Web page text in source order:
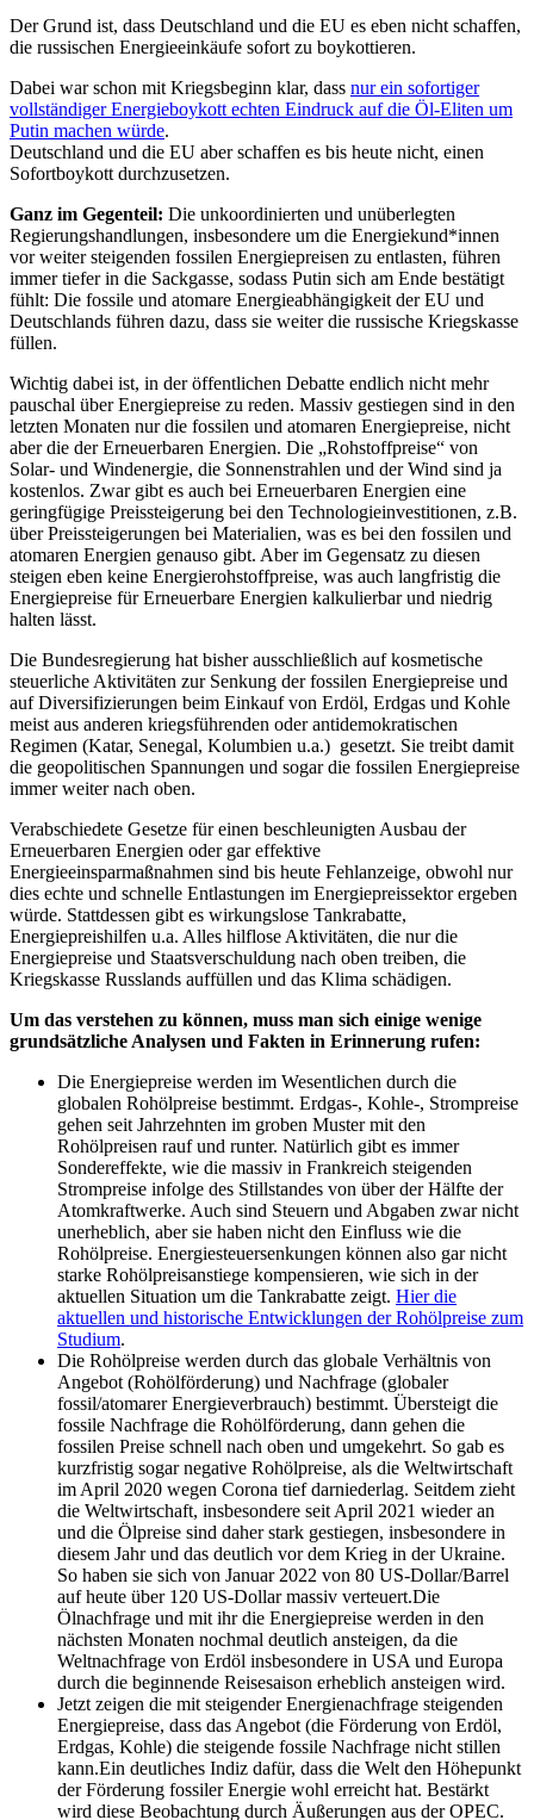
Der Grund ist, dass Deutschland und die EU es eben nicht schaffen,
die russischen Energieeinkäufe sofort zu boykottieren.
Dabei war schon mit Kriegsbeginn klar, dass nur ein sofortiger
vollständiger Energieboykott echten Eindruck auf die Öl-Eliten um
Putin machen würde.
Deutschland und die EU aber schaffen es bis heute nicht, einen
Sofortboykott durchzusetzen.
Ganz im Gegenteil: Die unkoordinierten und unüberlegten
Regierungshandlungen, insbesondere um die Energiekund*innen
vor weiter steigenden fossilen Energiepreisen zu entlasten, führen
immer tiefer in die Sackgasse, sodass Putin sich am Ende bestätigt
fühlt: Die fossile und atomare Energieabhängigkeit der EU und
Deutschlands führen dazu, dass sie weiter die russische Kriegskasse
füllen.
Wichtig dabei ist, in der öffentlichen Debatte endlich nicht mehr
pauschal über Energiepreise zu reden. Massiv gestiegen sind in den
letzten Monaten nur die fossilen und atomaren Energiepreise, nicht
aber die der Erneuerbaren Energien. Die „Rohstoffpreise“ von
Solar- und Windenergie, die Sonnenstrahlen und der Wind sind ja
kostenlos. Zwar gibt es auch bei Erneuerbaren Energien eine
geringfügige Preissteigerung bei den Technologieinvestitionen, z.B.
über Preissteigerungen bei Materialien, was es bei den fossilen und
atomaren Energien genauso gibt. Aber im Gegensatz zu diesen
steigen eben keine Energierohstoffpreise, was auch langfristig die
Energiepreise für Erneuerbare Energien kalkulierbar und niedrig
halten lässt.
Die Bundesregierung hat bisher ausschließlich auf kosmetische
steuerliche Aktivitäten zur Senkung der fossilen Energiepreise und
auf Diversifizierungen beim Einkauf von Erdöl, Erdgas und Kohle
meist aus anderen kriegsführenden oder antidemokratischen
Regimen (Katar, Senegal, Kolumbien u.a.) gesetzt. Sie treibt damit
die geopolitischen Spannungen und sogar die fossilen Energiepreise
immer weiter nach oben.
Verabschiedete Gesetze für einen beschleunigten Ausbau der
Erneuerbaren Energien oder gar effektive
Energieeinsparmaßnahmen sind bis heute Fehlanzeige, obwohl nur
dies echte und schnelle Entlastungen im Energiepreissektor ergeben
würde. Stattdessen gibt es wirkungslose Tankrabatte,
Energiepreishilfen u.a. Alles hilflose Aktivitäten, die nur die
Energiepreise und Staatsverschuldung nach oben treiben, die
Kriegskasse Russlands auffüllen und das Klima schädigen.
Um das verstehen zu können, muss man sich einige wenige
grundsätzliche Analysen und Fakten in Erinnerung rufen:
Die Energiepreise werden im Wesentlichen durch die
globalen Rohölpreise bestimmt. Erdgas-, Kohle-, Strompreise
gehen seit Jahrzehnten im groben Muster mit den
Rohölpreisen rauf und runter. Natürlich gibt es immer
Sondereffekte, wie die massiv in Frankreich steigenden
Strompreise infolge des Stillstandes von über der Hälfte der
Atomkraftwerke. Auch sind Steuern und Abgaben zwar nicht
unerheblich, aber sie haben nicht den Einfluss wie die
Rohölpreise. Energiesteuersenkungen können also gar nicht
starke Rohölpreisanstiege kompensieren, wie sich in der
aktuellen Situation um die Tankrabatte zeigt. Hier die
aktuellen und historische Entwicklungen der Rohölpreise zum
Studium.
Die Rohölpreise werden durch das globale Verhältnis von
Angebot (Rohölförderung) und Nachfrage (globaler
fossil/atomarer Energieverbrauch) bestimmt. Übersteigt die
fossile Nachfrage die Rohölförderung, dann gehen die
fossilen Preise schnell nach oben und umgekehrt. So gab es
kurzfristig sogar negative Rohölpreise, als die Weltwirtschaft
im April 2020 wegen Corona tief darniederlag. Seitdem zieht
die Weltwirtschaft, insbesondere seit April 2021 wieder an
und die Ölpreise sind daher stark gestiegen, insbesondere in
diesem Jahr und das deutlich vor dem Krieg in der Ukraine.
So haben sie sich von Januar 2022 von 80 US-Dollar/Barrel
auf heute über 120 US-Dollar massiv verteuert.Die
Ölnachfrage und mit ihr die Energiepreise werden in den
nächsten Monaten nochmal deutlich ansteigen, da die
Weltnachfrage von Erdöl insbesondere in USA und Europa
durch die beginnende Reisesaison erheblich ansteigen wird.
Jetzt zeigen die mit steigender Energienachfrage steigenden
Energiepreise, dass das Angebot (die Förderung von Erdöl,
Erdgas, Kohle) die steigende fossile Nachfrage nicht stillen
kann.Ein deutliches Indiz dafür, dass die Welt den Höhepunkt
der Förderung fossiler Energie wohl erreicht hat. Bestärkt
wird diese Beobachtung durch Äußerungen aus der OPEC.